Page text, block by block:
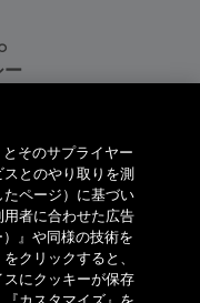
ー
ー
リ
とそのサプライヤー
とのやり取りを測
ページ）に基づい
者に合わせた広告
』や同様の技術を
クリックすると、
にクッキーが保存